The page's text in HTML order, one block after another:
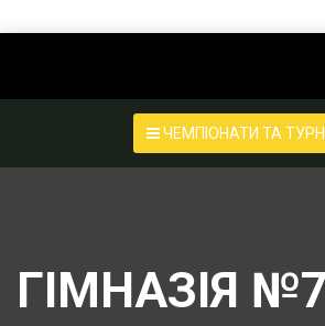
ЧЕМПІОНАТИ ТА
ГІМНАЗІЯ